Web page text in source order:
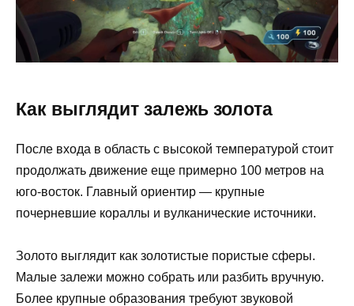
Как выглядит залежь золота
После входа в область с высокой температурой стоит
продолжать движение еще примерно 100 метров на
юго-восток. Главный ориентир — крупные
почерневшие кораллы и вулканические источники.
Золото выглядит как золотистые пористые сферы.
Малые залежи можно собрать или разбить вручную.
Более крупные образования требуют звуковой